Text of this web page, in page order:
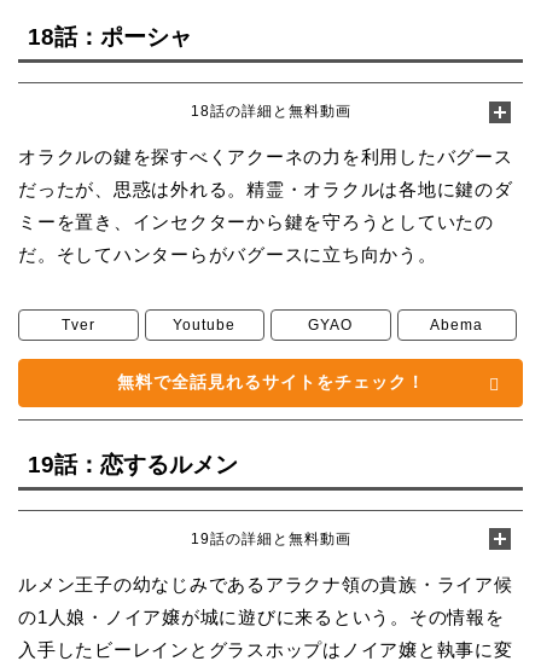
18話：ポーシャ
18話の詳細と無料動画
オラクルの鍵を探すべくアクーネの力を利用したバグース
だったが、思惑は外れる。精霊・オラクルは各地に鍵のダ
ミーを置き、インセクターから鍵を守ろうとしていたの
だ。そしてハンターらがバグースに立ち向かう。
Tver Youtube GYAO Abema
無料で全話見れるサイトをチェック！
19話：恋するルメン
19話の詳細と無料動画
ルメン王子の幼なじみであるアラクナ領の貴族・ライア候
の1人娘・ノイア嬢が城に遊びに来るという。その情報を
入手したビーレインとグラスホップはノイア嬢と執事に変